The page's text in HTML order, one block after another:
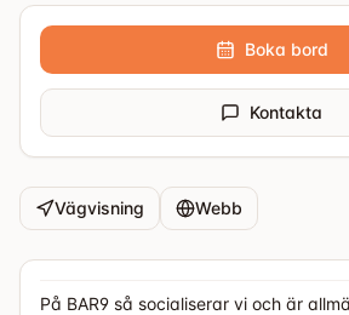
Boka bord
Kontakta
Vägvisning Webb
På BAR9 så socialiserar vi och är